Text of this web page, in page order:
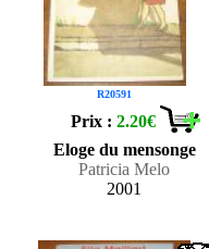
R20591
Prix :2.20€
Eloge du mensonge
Patricia Melo
2001